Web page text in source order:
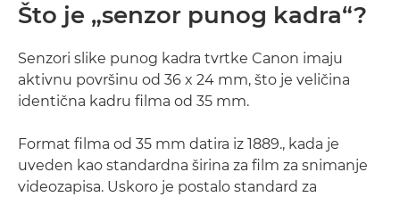
Što je „senzor punog kadra“?
Senzori slike punog kadra tvrtke Canon imaju
aktivnu površinu od 36 x 24 mm, što je veličina
identična kadru filma od 35 mm.
Format filma od 35 mm datira iz 1889., kada je
uveden kao standardna širina za film za snimanje
videozapisa. Uskoro je postalo standard za